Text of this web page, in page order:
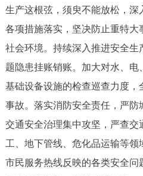
中介服务 阳光
12345网上接诉即办 我
参与调查 在线
北京概况 十六区
生产这根弦，须臾不能放松，深
各项措施落实，坚决防止重特大
社会环境。持续深入推进安全生
题隐患挂账销账。加大对水、
基础设备设施的检查巡查力度，
事故。落实消防安全责任，严
交通安全治理集中攻坚，严查交
工、地下管线、危化品运输等领
市民服务热线反映的各类安全